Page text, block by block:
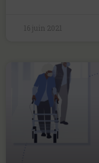
16 juin 2021